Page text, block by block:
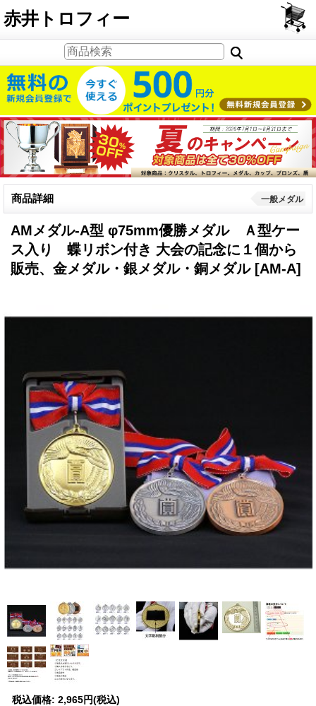
PCサイト
赤井トロフィー
商品詳細 一般メダル
AMメダル-A型 φ75mm優勝メダル Ａ型ケー
ス入り 蝶リボン付き 大会の記念に１個から
販売、金メダル・銀メダル・銅メダル [AM-A]
税込価格: 2,965円(税込)